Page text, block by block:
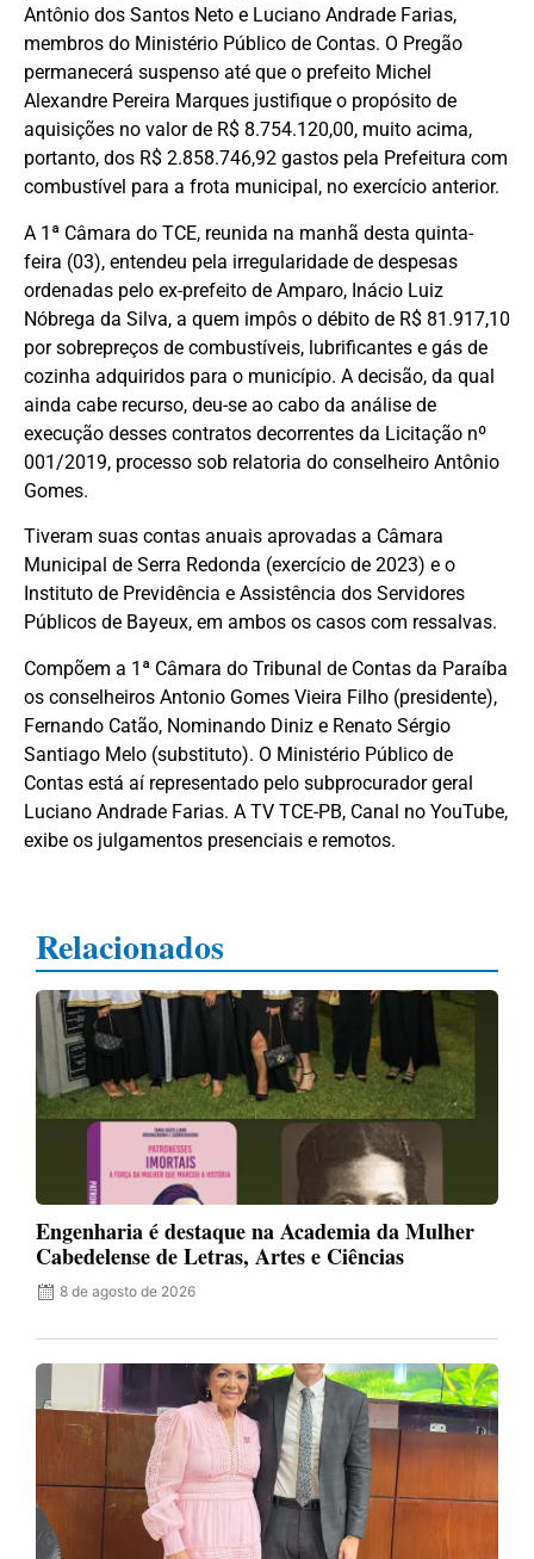
Antônio dos Santos Neto e Luciano Andrade Farias,
membros do Ministério Público de Contas. O Pregão
permanecerá suspenso até que o prefeito Michel
Alexandre Pereira Marques justifique o propósito de
aquisições no valor de R$ 8.754.120,00, muito acima,
portanto, dos R$ 2.858.746,92 gastos pela Prefeitura com
combustível para a frota municipal, no exercício anterior.
A 1ª Câmara do TCE, reunida na manhã desta quinta-
feira (03), entendeu pela irregularidade de despesas
ordenadas pelo ex-prefeito de Amparo, Inácio Luiz
Nóbrega da Silva, a quem impôs o débito de R$ 81.917,10
por sobrepreços de combustíveis, lubrificantes e gás de
cozinha adquiridos para o município. A decisão, da qual
ainda cabe recurso, deu-se ao cabo da análise de
execução desses contratos decorrentes da Licitação nº
001/2019, processo sob relatoria do conselheiro Antônio
Gomes.
Tiveram suas contas anuais aprovadas a Câmara
Municipal de Serra Redonda (exercício de 2023) e o
Instituto de Previdência e Assistência dos Servidores
Públicos de Bayeux, em ambos os casos com ressalvas.
Compõem a 1ª Câmara do Tribunal de Contas da Paraíba
os conselheiros Antonio Gomes Vieira Filho (presidente),
Fernando Catão, Nominando Diniz e Renato Sérgio
Santiago Melo (substituto). O Ministério Público de
Contas está aí representado pelo subprocurador geral
Luciano Andrade Farias. A TV TCE-PB, Canal no YouTube,
exibe os julgamentos presenciais e remotos.
Relacionados
Engenharia é destaque na Academia da Mulher
Cabedelense de Letras, Artes e Ciências
8 de agosto de 2026